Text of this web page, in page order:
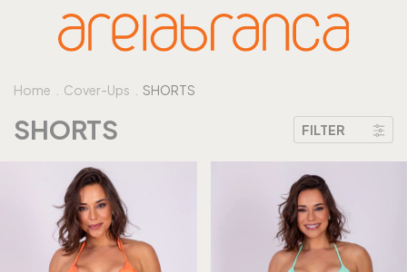
Home Cover-Ups SHORTS
SHORTS FILTER